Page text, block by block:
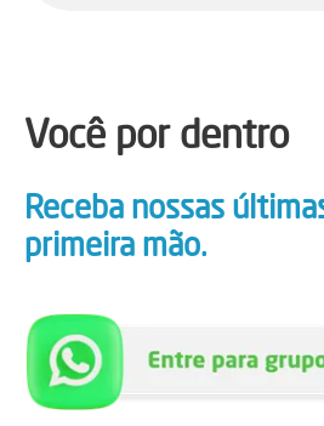
Você por dentro
Receba nossas
primeira mão.